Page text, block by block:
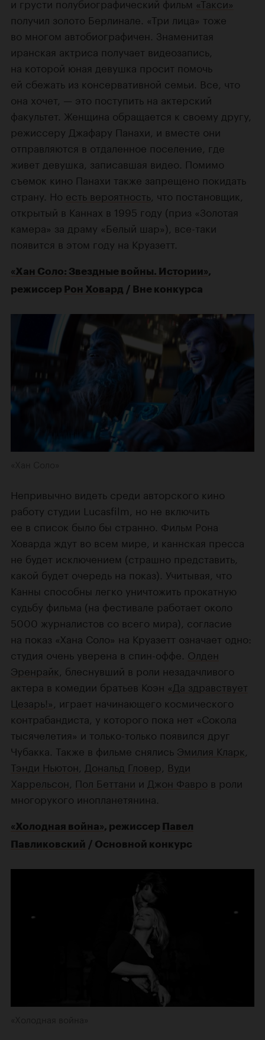
получил золото Берлинале. «Три лица» тоже
во многом автобиографичен. Знаменитая
иранская актриса получает видеозапись,
на которой юная девушка просит помочь
ей сбежать из консервативной семьи. Все, что
она хочет, — это поступить на актерский
факультет. Женщина обращается к своему другу,
режиссеру Джафару Панахи, и вместе они
отправляются в отдаленное поселение, где
живет девушка, записавшая видео. Помимо
съемок кино Панахи также запрещено покидать
страну. Но есть вероятность , что постановщик,
открытый в Каннах в 1995 году (приз «Золотая
камера» за драму «Белый шар»), все-таки
появится в этом году на Круазетт.
«Хан Соло: Звездные войны. Истории»,
режиссер Рон Ховард / Вне конкурса
Непривычно видеть среди авторского кино
работу студии Lucasfilm, но не включить
ее в список было бы странно. Фильм Рона
Ховарда ждут во всем мире, и каннская пресса
не будет исключением (страшно представить,
какой будет очередь на показ). Учитывая, что
Канны способны легко уничтожить прокатную
судьбу фильма (на фестивале работает около
5000 журналистов со всего мира), согласие
на показ «Хана Соло» на Круазетт означает одно:
студия очень уверена в спин-оффе. Олден
Эренрайк , блеснувший в роли незадачливого
актера в комедии братьев Коэн «Да здравствует
Цезарь!» , играет начинающего космического
контрабандиста, у которого пока нет «Сокола
тысячелетия» и только-только появился друг
Чубакка. Также в фильме снялись Эмилия Кларк
Тэнди Ньютон Дональд Гловер Вуди
Харрельсон Пол Беттани и Джон Фавро в роли
многорукого инопланетянина.
«Холодная война», режиссер Павел
Павликовский / Основной конкурс